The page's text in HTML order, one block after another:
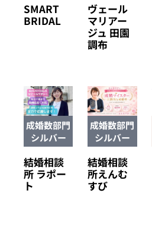
SMART
BRIDAL
ヴェール
マリアー
ジュ 田園
調布
成婚数部門
シルバー
結婚相談
所 ラポー
ト
成婚数部門
シルバー
結婚相談
所えんむ
すび